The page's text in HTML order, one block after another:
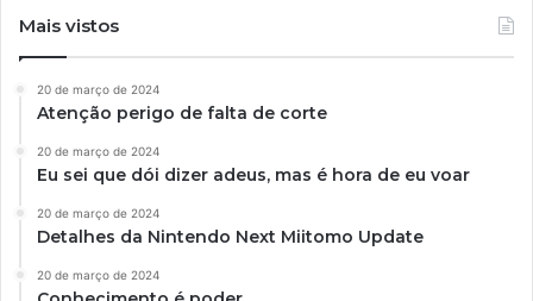
Mais vistos
20 de março de 2024
Atenção perigo de falta de corte
20 de março de 2024
Eu sei que dói dizer adeus, mas é hora de eu voar
20 de março de 2024
Detalhes da Nintendo Next Miitomo Update
20 de março de 2024